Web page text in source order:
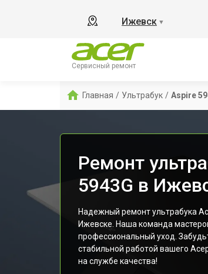
Ижевск ▼
Сервисный ремонт
Главная / Ультрабук / Aspire
Ремонт
5943G в
Надежный ремонт ультрабука
Ижевске. Наша команда
профессиональный уход.
стабильной работой вашего
на службе качества!